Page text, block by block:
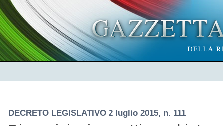
DECRETO LEGISLATIVO 2 luglio 2015, n. 111